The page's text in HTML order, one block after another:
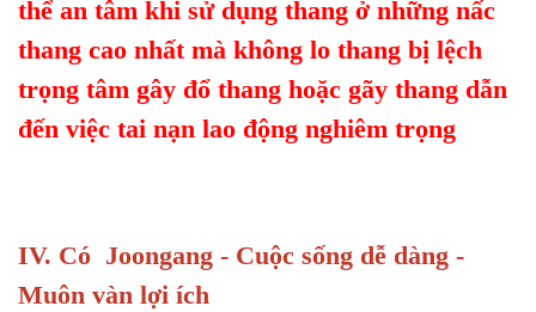
thể an tâm khi sử dụng thang ở những nấc
thang cao nhất mà không lo thang bị lệch
trọng tâm gây đổ thang hoặc gãy thang dẫn
đến việc tai nạn lao động nghiêm trọng
IV. Có Joongang - Cuộc sống dễ dàng -
Muôn vàn lợi ích